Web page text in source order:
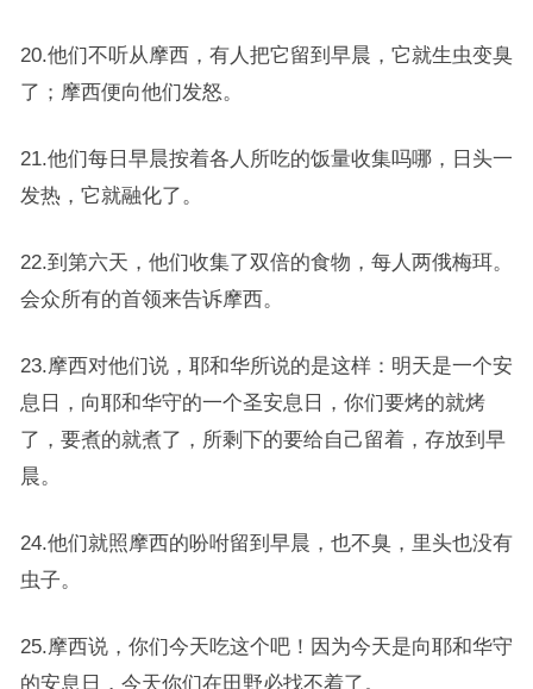
20.他们不听从摩西，有人把它留到早晨，它就生虫变臭
了；摩西便向他们发怒。
21.他们每日早晨按着各人所吃的饭量收集吗哪，日头一
发热，它就融化了。
22.到第六天，他们收集了双倍的食物，每人两俄梅珥。
会众所有的首领来告诉摩西。
23.摩西对他们说，耶和华所说的是这样：明天是一个安
息日，向耶和华守的一个圣安息日，你们要烤的就烤
了，要煮的就煮了，所剩下的要给自己留着，存放到早
晨。
24.他们就照摩西的吩咐留到早晨，也不臭，里头也没有
虫子。
25.摩西说，你们今天吃这个吧！因为今天是向耶和华守
的安息日，今天你们在田野必找不着了。